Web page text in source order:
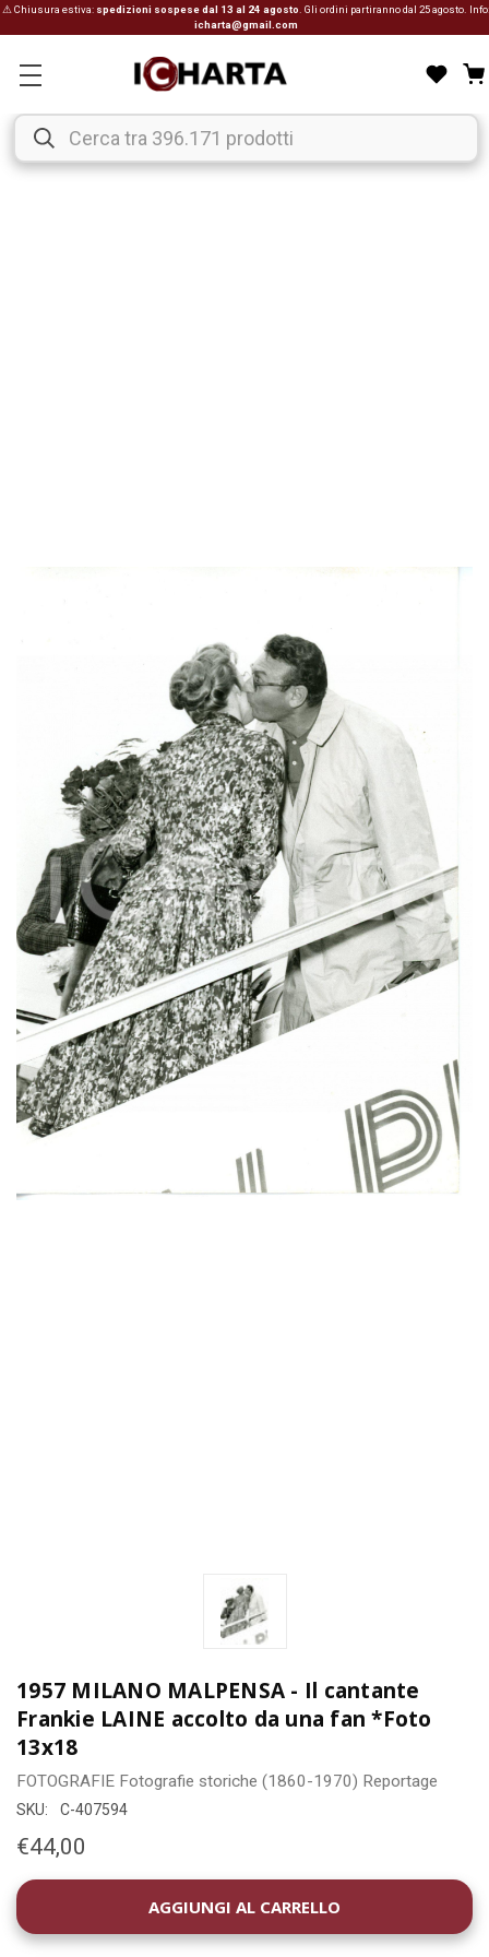
⚠ Chiusura estiva: spedizioni sospese dal 13 al 24 agosto . Gli ordini partiranno dal 25 agosto. Info:
icharta@gmail.com
1957 MILANO MALPENSA - Il cantante
Frankie LAINE accolto da una fan *Foto
13x18
FOTOGRAFIE Fotografie storiche (1860-1970) Reportage
SKU: C-407594
€44,00
DISPONIBILITÀ
ATTUALE: